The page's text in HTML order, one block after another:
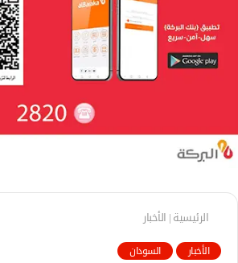
الرئيسية| الأخبار
الأخبار السودان